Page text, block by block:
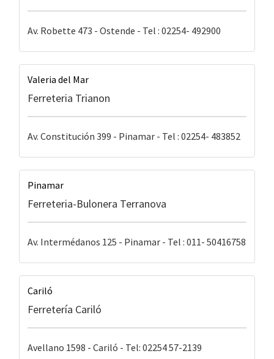
Av. Robette 473 - Ostende - Tel : 02254- 492900
Valeria del Mar
Ferreteria Trianon
Av. Constitución 399 - Pinamar - Tel : 02254- 483852
Pinamar
Ferreteria-Bulonera Terranova
Av. Intermédanos 125 - Pinamar - Tel : 011- 50416758
Cariló
Ferretería Cariló
Avellano 1598 - Cariló - Tel: 02254 57-2139